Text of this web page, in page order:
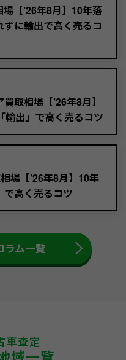
【’26年8月】10年落
ずに輸出で高く売るコ
取相場【’26年8月】
輸出」で高く売るコツ
場【’26年8月】10年
で高く売るコツ
ラム一覧
車査定